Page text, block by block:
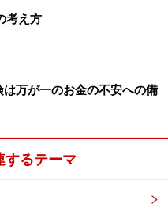
考え方
万が一のお金の不安への備
するテーマ